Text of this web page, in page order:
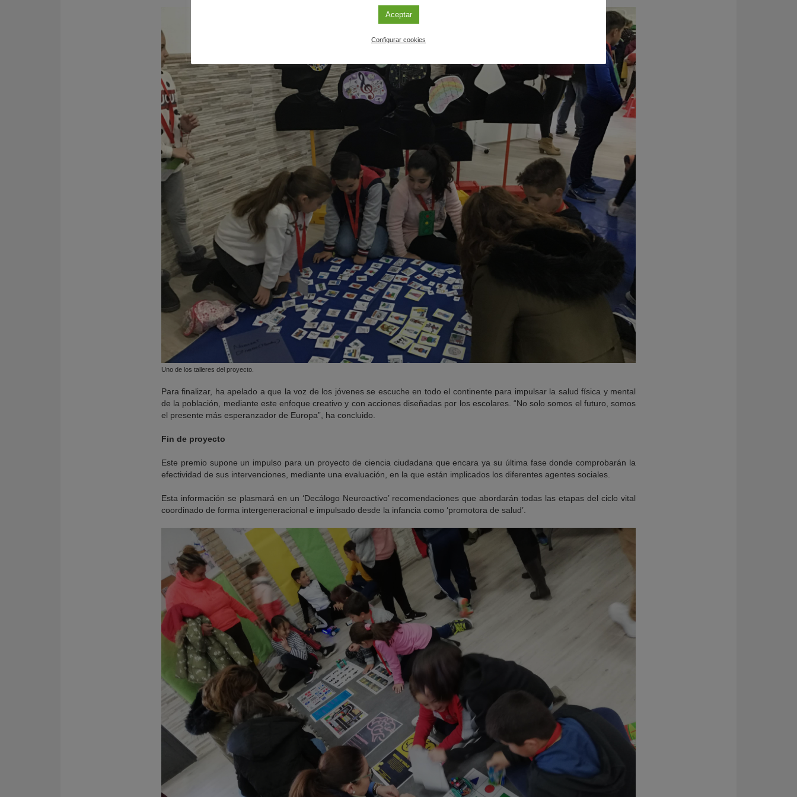
Uno de los talleres del proyecto.
Para finalizar, ha apelado a que la voz de los jóvenes se escuche en todo el continente para impulsar la salud física y mental
de la población, mediante este enfoque creativo y con acciones diseñadas por los escolares. “No solo somos el futuro, somos
el presente más esperanzador de Europa”, ha concluido.
Fin de proyecto
Este premio supone un impulso para un proyecto de ciencia ciudadana que encara ya su última fase donde comprobarán la
efectividad de sus intervenciones, mediante una evaluación, en la que están implicados los diferentes agentes sociales.
Esta información se plasmará en un ‘Decálogo Neuroactivo’ recomendaciones que abordarán todas las etapas del ciclo vital
coordinado de forma intergeneracional e impulsado desde la infancia como ‘promotora de salud’.
Aceptar
Configurar cookies